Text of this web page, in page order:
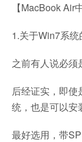
【MacBook Air
1.关于Win7系统
之前有人说必须
后经证实，即
统，也是可以安
最好选用，带